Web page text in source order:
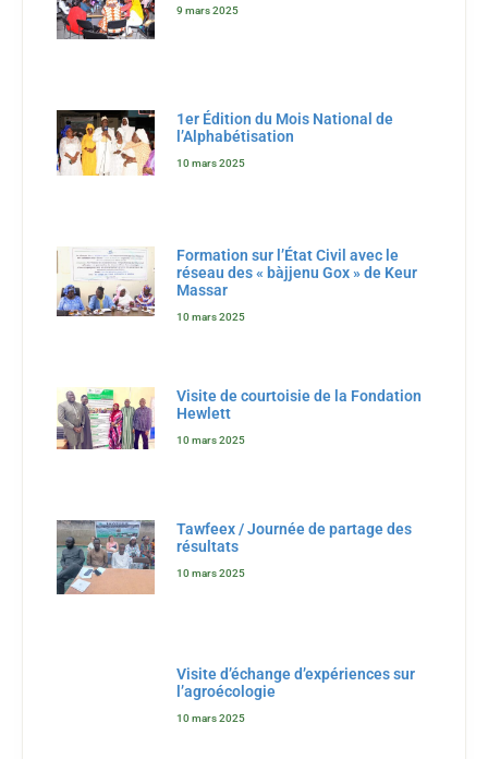
9 mars 2025
1er Édition du Mois National de
l’Alphabétisation
10 mars 2025
Formation sur l’État Civil avec le
réseau des « bàjjenu Gox » de Keur
Massar
10 mars 2025
Visite de courtoisie de la Fondation
Hewlett
10 mars 2025
Tawfeex / Journée de partage des
résultats
10 mars 2025
Visite d’échange d’expériences sur
l’agroécologie
10 mars 2025